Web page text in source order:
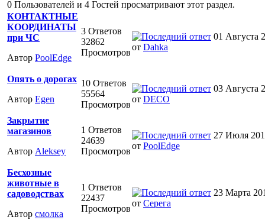
0 Пользователей и 4 Гостей просматривают этот раздел.
КОНТАКТНЫЕ
КООРДИНАТЫ
при ЧС
Автор PoolEdge
3 Ответов
32862
Просмотров
01 Августа
от Dahka
Опять о дорогах
Автор Egen
10 Ответов
55564
Просмотров
03 Августа
от DECO
Закрытие
магазинов
Автор Aleksey
1 Ответов
24639
Просмотров
27 Июля
от PoolEdge
Бесхозные
животные в
садоводствах
Автор смолка
1 Ответов
22437
Просмотров
23 Марта
от Серега